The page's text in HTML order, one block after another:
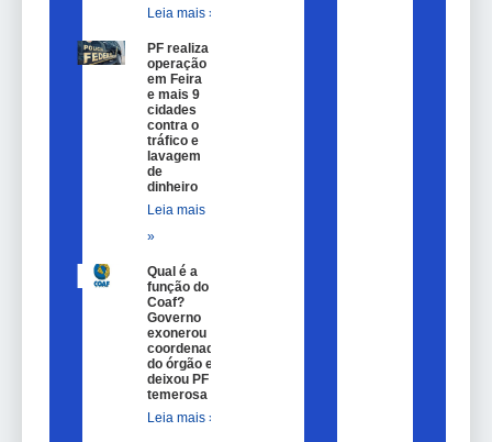
Leia mais »
PF realiza
operação
em Feira
e mais 9
cidades
contra o
tráfico e
lavagem
de
dinheiro
Leia mais
»
Qual é a
função do
Coaf?
Governo
exonerou
coordenador
do órgão e
deixou PF
temerosa
Leia mais »